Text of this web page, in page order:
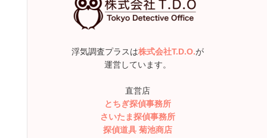
浮気調査プラスは株式会社T.D.O.が
運営しています。
直営店
とちぎ探偵事務所
さいたま探偵事務所
探偵道具 菊池商店